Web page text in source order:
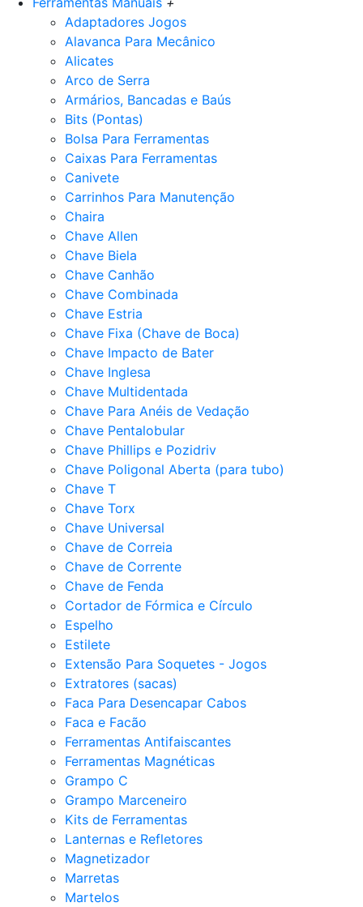
Adaptadores Jogos
Alavanca Para Mecânico
Alicates
Arco de Serra
Armários, Bancadas e Baús
Bits (Pontas)
Bolsa Para Ferramentas
Caixas Para Ferramentas
Canivete
Carrinhos Para Manutenção
Chaira
Chave Allen
Chave Biela
Chave Canhão
Chave Combinada
Chave Estria
Chave Fixa (Chave de Boca)
Chave Impacto de Bater
Chave Inglesa
Chave Multidentada
Chave Para Anéis de Vedação
Chave Pentalobular
Chave Phillips e Pozidriv
Chave Poligonal Aberta (para tubo)
Chave T
Chave Torx
Chave Universal
Chave de Correia
Chave de Corrente
Chave de Fenda
Cortador de Fórmica e Círculo
Espelho
Estilete
Extensão Para Soquetes - Jogos
Extratores (sacas)
Faca Para Desencapar Cabos
Faca e Facão
Ferramentas Antifaiscantes
Ferramentas Magnéticas
Grampo C
Grampo Marceneiro
Kits de Ferramentas
Lanternas e Refletores
Magnetizador
Marretas
Martelos